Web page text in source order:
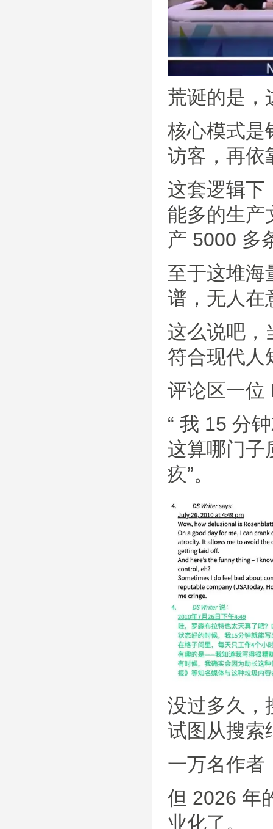
荒诞的是，
核心模式是
访客，再依
这套逻辑下
能多的生产
产 5000 多
至于这堆海
谱，无人在
这么说吧，
符合现代人
评论区一位
“ 我 15 分
这算哪门子
疚”。
没过多久，
试图从搜索
一万名作者
但 2026 年
业化了。